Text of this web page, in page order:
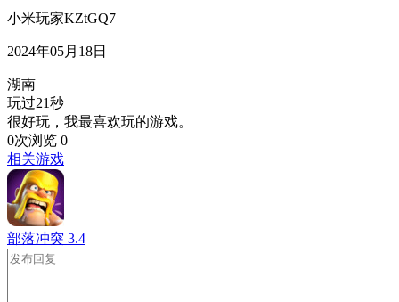
小米玩家KZtGQ7
2024年05月18日
湖南
玩过21秒
很好玩，我最喜欢玩的游戏。
0次浏览 0
相关游戏
部落冲突 3.4